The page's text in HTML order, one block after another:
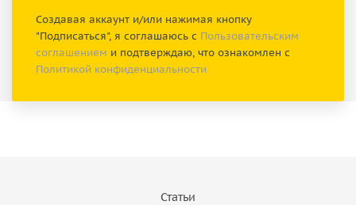
Создавая аккаунт и/или нажимая кнопку
"Подписаться", я соглашаюсь с Пользовательским
соглашением и подтверждаю, что ознакомлен с
Политикой конфиденциальности
Статьи